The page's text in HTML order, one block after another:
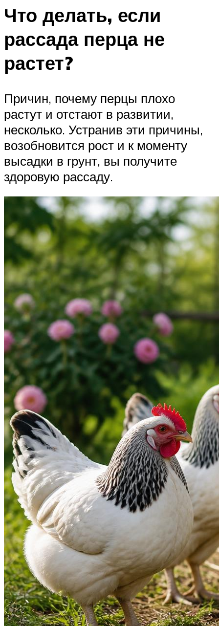
Что делать, если
рассада перца не
растет?
Причин, почему перцы плохо
растут и отстают в развитии,
несколько. Устранив эти причины,
возобновится рост и к моменту
высадки в грунт, вы получите
здоровую рассаду.